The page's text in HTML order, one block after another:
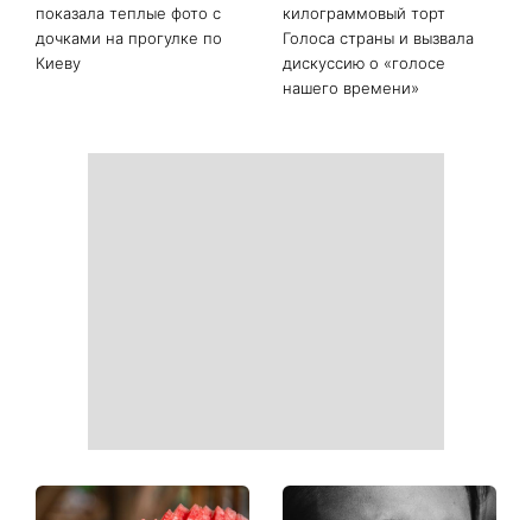
показала теплые фото с
дочками на прогулке по
Киеву
килограммовый торт
Голоса страны и вызвала
дискуссию о «голосе
нашего времени»